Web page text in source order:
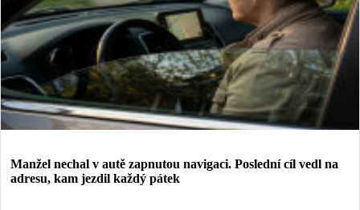
Manžel nechal v autě zapnutou navigaci. Poslední cíl vedl na
adresu, kam jezdil každý pátek